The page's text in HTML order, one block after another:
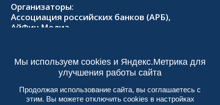
Организаторы:
Ассоциация российских банков (АРБ),
АйФин Медиа
Тел.: +7 (495) 229-8502, 2026@forumifin.ru
Мы используем cookies и Яндекс.Метрика для
улучшения работы сайта
Продолжая использование сайта, вы соглашаетесь с
этим. Вы можете отключить cookies в настройках